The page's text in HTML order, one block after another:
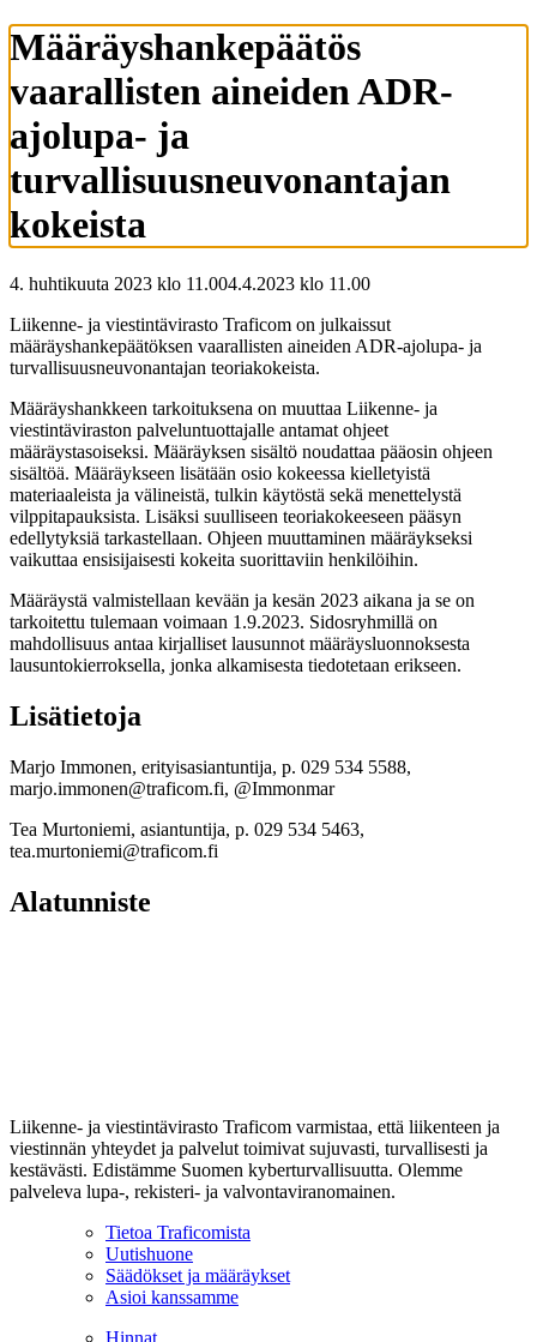
Määräyshankepäätös
vaarallisten aineiden ADR-
ajolupa- ja
turvallisuusneuvonantajan
kokeista
4. huhtikuuta 2023 klo 11.004.4.2023 klo 11.00
Liikenne- ja viestintävirasto Traficom on julkaissut
määräyshankepäätöksen vaarallisten aineiden ADR-ajolupa- ja
turvallisuusneuvonantajan teoriakokeista.
Määräyshankkeen tarkoituksena on muuttaa Liikenne- ja
viestintäviraston palveluntuottajalle antamat ohjeet
määräystasoiseksi. Määräyksen sisältö noudattaa pääosin ohjeen
sisältöä. Määräykseen lisätään osio kokeessa kielletyistä
materiaaleista ja välineistä, tulkin käytöstä sekä menettelystä
vilppitapauksista. Lisäksi suulliseen teoriakokeeseen pääsyn
edellytyksiä tarkastellaan. Ohjeen muuttaminen määräykseksi
vaikuttaa ensisijaisesti kokeita suorittaviin henkilöihin.
Määräystä valmistellaan kevään ja kesän 2023 aikana ja se on
tarkoitettu tulemaan voimaan 1.9.2023. Sidosryhmillä on
mahdollisuus antaa kirjalliset lausunnot määräysluonnoksesta
lausuntokierroksella, jonka alkamisesta tiedotetaan erikseen.
Lisätietoja
Marjo Immonen, erityisasiantuntija, p. 029 534 5588,
marjo.immonen@traficom.fi, @Immonmar
Tea Murtoniemi, asiantuntija, p. 029 534 5463,
tea.murtoniemi@traficom.fi
Alatunniste
Liikenne- ja viestintävirasto Traficom varmistaa, että liikenteen ja
viestinnän yhteydet ja palvelut toimivat sujuvasti, turvallisesti ja
kestävästi. Edistämme Suomen kyberturvallisuutta. Olemme
palveleva lupa-, rekisteri- ja valvontaviranomainen.
Tietoa Traficomista
Uutishuone
Säädökset ja määräykset
Asioi kanssamme
Hinnat